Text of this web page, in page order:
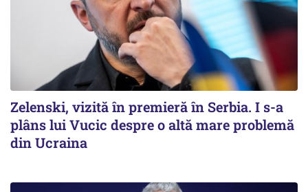
Zelenski, vizită în premieră în Serbia. I s-a
plâns lui Vucic despre o altă mare problemă
din Ucraina